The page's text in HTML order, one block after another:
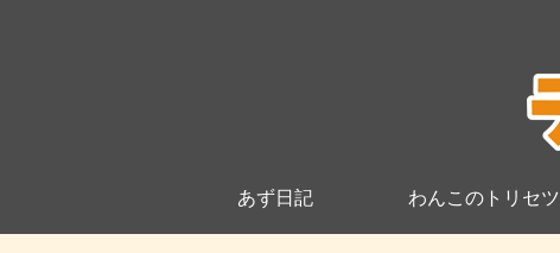
あず日記 わんこのトリセツ